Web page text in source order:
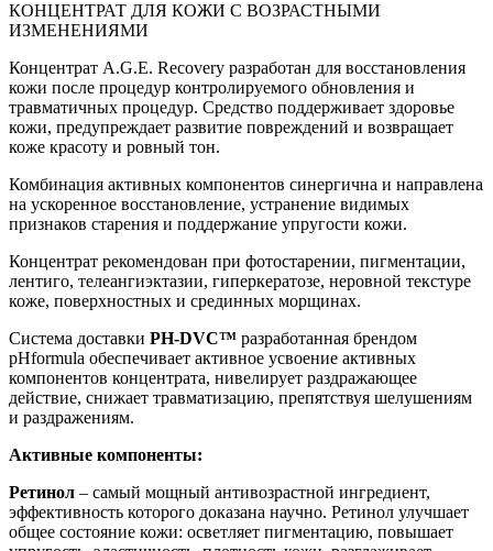
КОНЦЕНТРАТ ДЛЯ КОЖИ С ВОЗРАСТНЫМИ
ИЗМЕНЕНИЯМИ
Концентрат A.G.E. Recovery разработан для восстановления
кожи после процедур контролируемого обновления и
травматичных процедур. Средство поддерживает здоровье
кожи, предупреждает развитие повреждений и возвращает
коже красоту и ровный тон.
Комбинация активных компонентов синергична и направлена
на ускоренное восстановление, устранение видимых
признаков старения и поддержание упругости кожи.
Концентрат рекомендован при фотостарении, пигментации,
лентиго, телеангиэктазии, гиперкератозе, неровной текстуре
коже, поверхностных и срединных морщинах.
Система доставки PH-DVC™ разработанная брендом
pHformula обеспечивает активное усвоение активных
компонентов концентрата, нивелирует раздражающее
действие, снижает травматизацию, препятствуя шелушениям
и раздражениям.
Активные компоненты:
Ретинол – самый мощный антивозрастной ингредиент,
эффективность которого доказана научно. Ретинол улучшает
общее состояние кожи: осветляет пигментацию, повышает